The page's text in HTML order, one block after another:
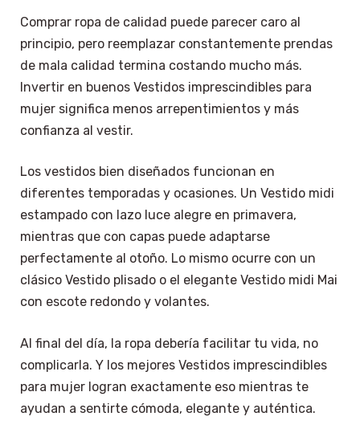
Comprar ropa de calidad puede parecer caro al
principio, pero reemplazar constantemente prendas
de mala calidad termina costando mucho más.
Invertir en buenos Vestidos imprescindibles para
mujer significa menos arrepentimientos y más
confianza al vestir.
Los vestidos bien diseñados funcionan en
diferentes temporadas y ocasiones. Un Vestido midi
estampado con lazo luce alegre en primavera,
mientras que con capas puede adaptarse
perfectamente al otoño. Lo mismo ocurre con un
clásico Vestido plisado o el elegante Vestido midi Mai
con escote redondo y volantes.
Al final del día, la ropa debería facilitar tu vida, no
complicarla. Y los mejores Vestidos imprescindibles
para mujer logran exactamente eso mientras te
ayudan a sentirte cómoda, elegante y auténtica.
Select Language ×